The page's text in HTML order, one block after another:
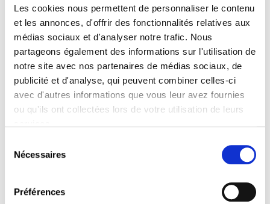
Les cookies nous permettent de personnaliser le contenu
et les annonces, d'offrir des fonctionnalités relatives aux
médias sociaux et d'analyser notre trafic. Nous
partageons également des informations sur l'utilisation de
notre site avec nos partenaires de médias sociaux, de
publicité et d'analyse, qui peuvent combiner celles-ci
avec d'autres informations que vous leur avez fournies
ou qu'ils ont collectées lors de votre utilisation de leurs
Nécessaires
Préférences
Combattre ses insomnies.
Renforcer l’estime de soi.
Prendre en charge ses douleurs.
Développer sa sensorialité.
Prendre de la distance face aux événements conflictuels.
Prérequis
Avoir réussi le cours « Les techniques de base de la relaxation
Sessions
24.09.2026